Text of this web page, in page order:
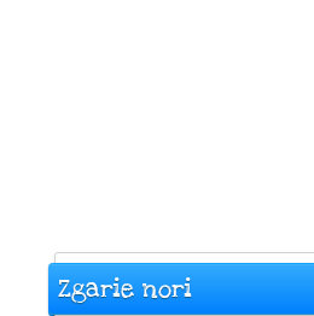
Zgarie nori